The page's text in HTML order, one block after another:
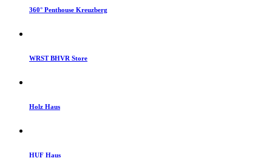
360° Penthouse Kreuzberg
WRST BHVR Store
Holz Haus
HUF Haus